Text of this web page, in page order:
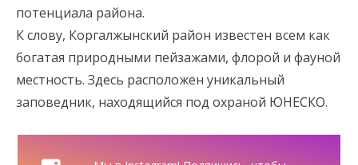
потенциала района.
К слову, Коргалжынский район известен всем как
богатая природными пейзажами, флорой и фауной
местность. Здесь расположен уникальный
заповедник, находящийся под охраной ЮНЕСКО.